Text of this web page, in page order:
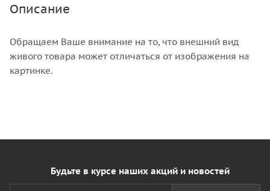
Описание
Обращаем Ваше внимание на то, что внешний вид
живого товара может отличаться от изображения на
картинке.
Будьте в курсе наших акций и новостей